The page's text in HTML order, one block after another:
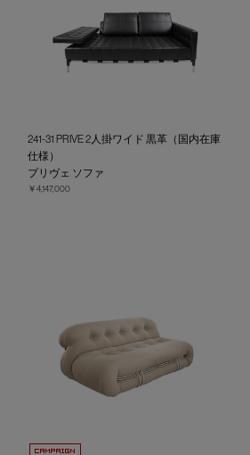
241-31 PRIVE 2人掛ワイド 黒革（国内在庫
仕様）
プリヴェ ソファ
￥4,147,000